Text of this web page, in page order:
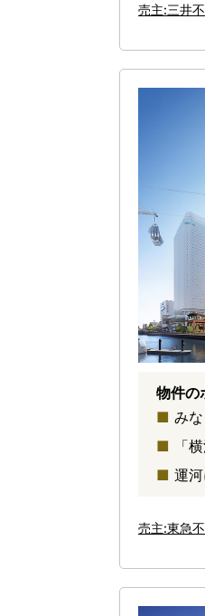
売主:三井
物件の
み
「
運
売主:東急